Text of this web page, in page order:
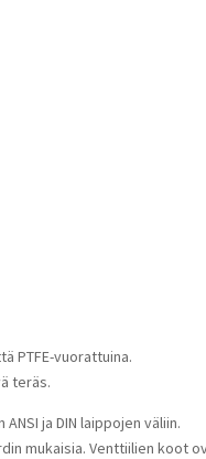
PTFE-vuorattuina.
teräs.
ja DIN laippojen väliin.
mukaisia. Venttiilien koot